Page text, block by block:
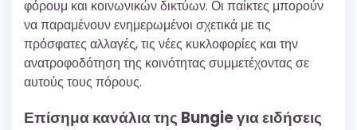
φόρουμ και κοινωνικών δικτύων. Οι παίκτες μπορούν
να παραμένουν ενημερωμένοι σχετικά με τις
πρόσφατες αλλαγές, τις νέες κυκλοφορίες και την
ανατροφοδότηση της κοινότητας συμμετέχοντας σε
αυτούς τους πόρους.
Επίσημα κανάλια της Bungie για ειδήσεις